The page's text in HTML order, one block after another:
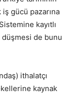
gücü pazarına
kayıtlı
düşmesi de bunu
ithalatçı
kaynak